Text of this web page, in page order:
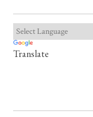
Translate